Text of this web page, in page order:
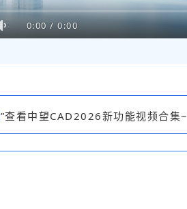
0:00/0:00
”查看中望CAD2026新功能视频合集~